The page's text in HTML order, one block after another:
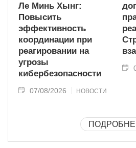
Ле Минь Хынг:
Повысить
эффективность
координации при
реагировании на
угрозы
кибербезопасности
07/08/2026 НОВОСТИ